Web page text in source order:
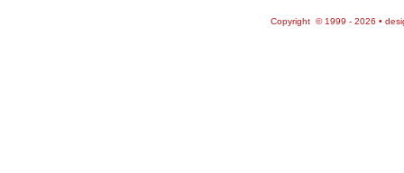
Copyright © 1999 - 2026 •